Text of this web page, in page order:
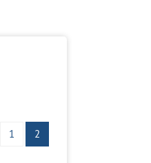
1 2